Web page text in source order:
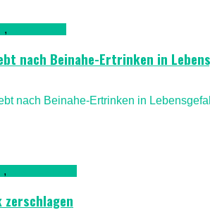
,
nach Beinahe-Ertrinken in
,